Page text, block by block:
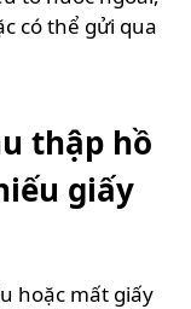
có thể gửi qua
thập hồ
giấy
hoặc mất giấy